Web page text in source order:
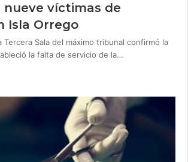
víctimas de
Isla Orrego
Tercera Sala del máximo tribunal confirmó la
la falta de servicio de la…